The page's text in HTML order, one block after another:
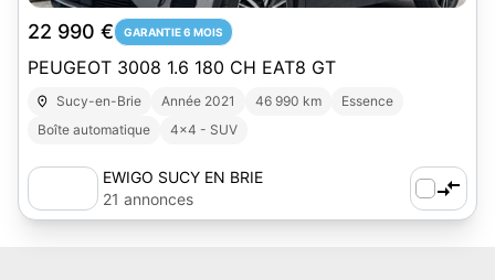
22 990 € GARANTIE 6 MOIS
PEUGEOT 3008 1.6 180 CH EAT8 GT
Sucy-en-Brie Année 2021 46 990 km
Essence
Boîte automatique
4x4 - SUV
EWIGO SUCY EN BRIE
21 annonces